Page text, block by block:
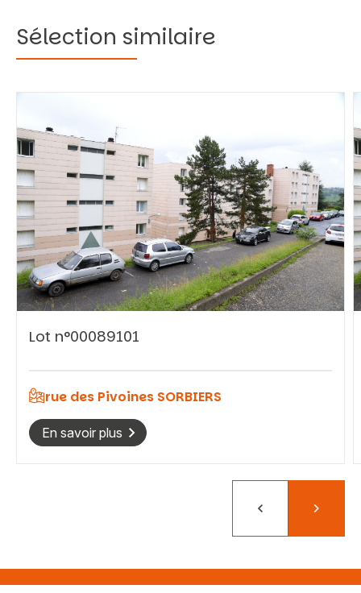
Vous recherchez&nbsp;:
Rechercher
Sélection similaire
Lot n°00089101
rue des Pivoines SORBIERS
En savoir plus
PrécédentSuivant